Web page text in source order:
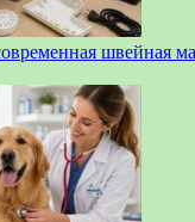
швейная